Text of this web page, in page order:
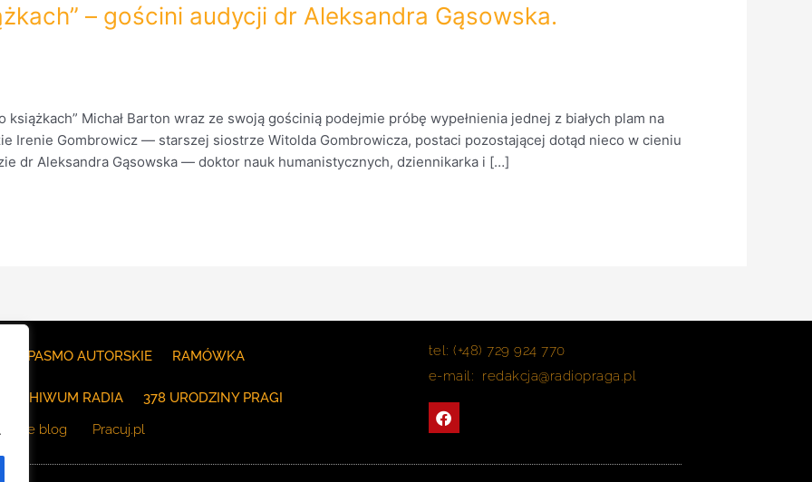
– gościni audycji dr Aleksandra Gąsowska.
Michał Barton wraz ze swoją gościnią podejmie próbę wypełnienia jednej z białych plam na
Irenie Gombrowicz — starszej siostrze Witolda Gombrowicza, postaci pozostającej dotąd nieco w cieniu
dr Aleksandra Gąsowska — doktor nauk humanistycznych, dziennikarka i […]
PASMO AUTORSKIE RAMÓWKA
ARCHIWUM RADIA
378 URODZINY PRAGI
The blog
Pracuj.pl
tel: (+48) 729 924 770
e-mail: redakcja@radiopraga.pl
F
a
b